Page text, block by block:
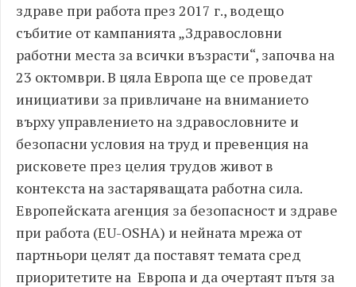
здраве при работа през 2017 г., водещо
събитие от кампанията „Здравословни
работни места за всички възрасти“, започва на
23 октомври. В цяла Европа ще се проведат
инициативи за привличане на вниманието
върху управлението на здравословните и
безопасни условия на труд и превенция на
рисковете през целия трудов живот в
контекста на застаряващата работна сила.
Европейската агенция за безопасност и здраве
при работа (ЕU-OSHA) и нейната мрежа от
партньори целят да поставят темата сред
приоритетите на Европа и да очертаят пътя за